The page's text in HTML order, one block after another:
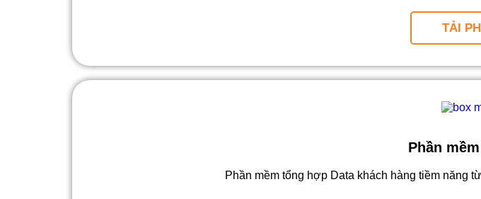
TẢI
Phần
Phần mềm tổng hợp Data khách hàng tiềm năng